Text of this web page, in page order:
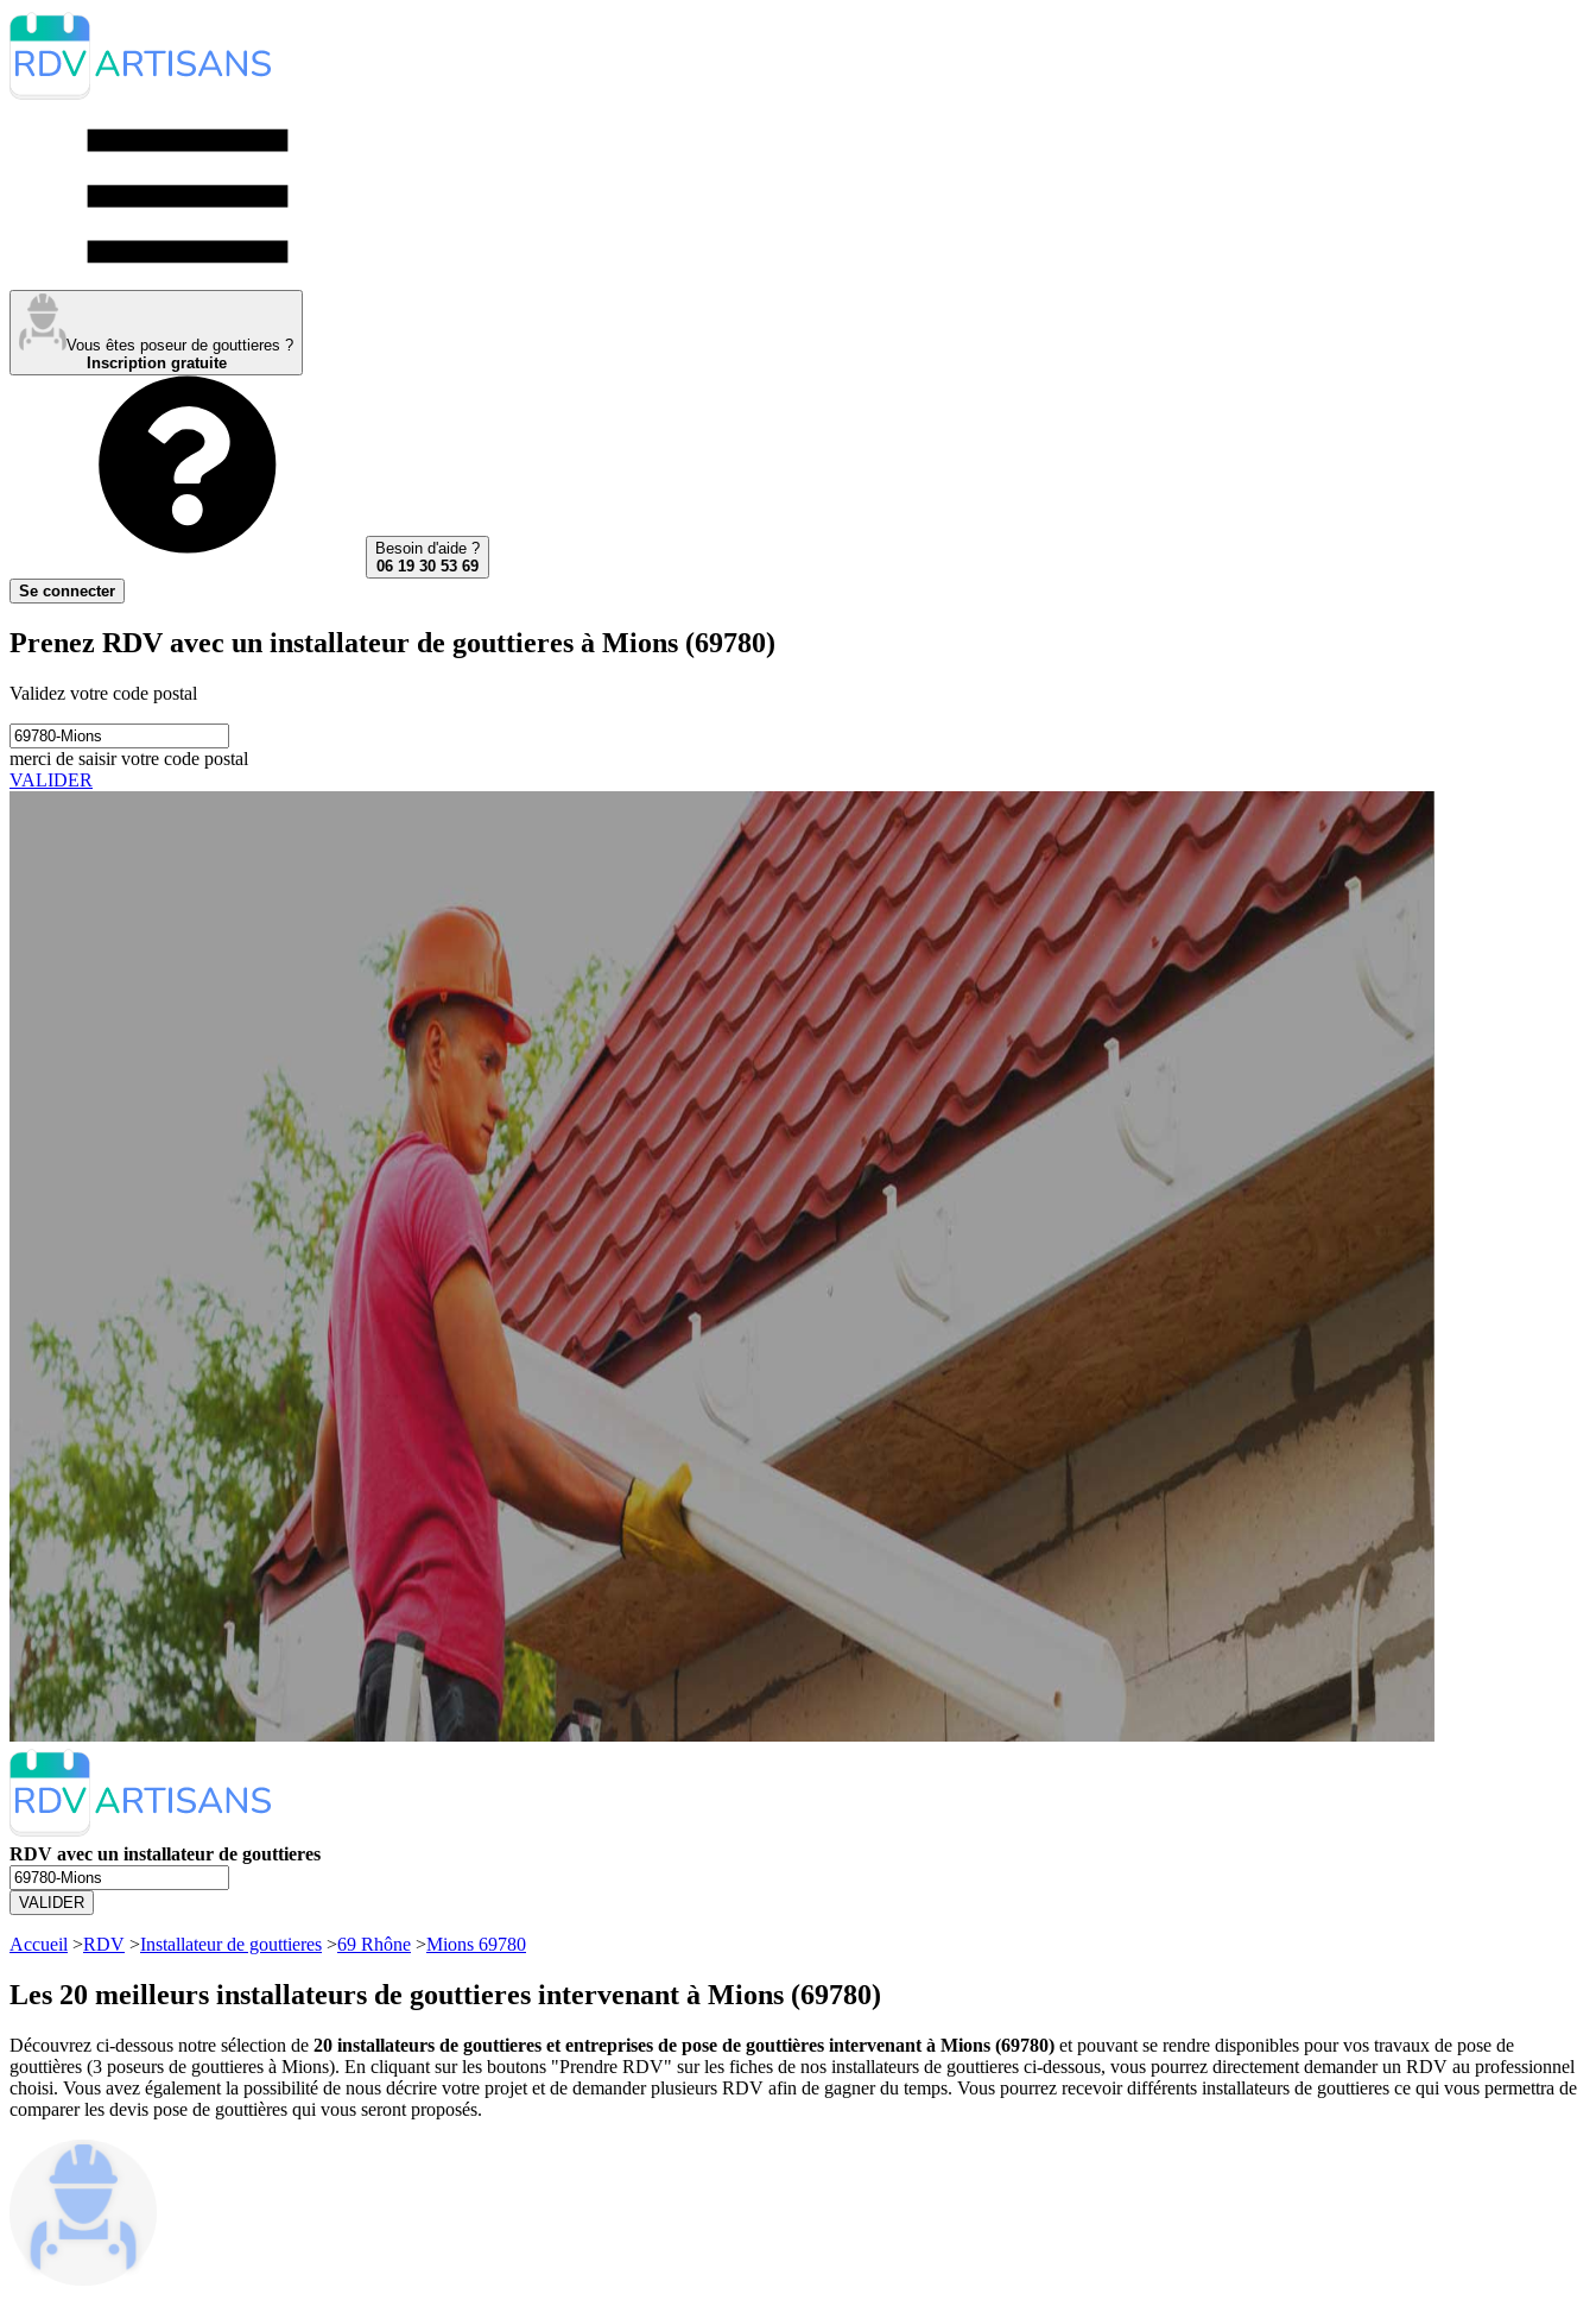
Vous êtes poseur de gouttieres ?
Inscription gratuite
Besoin d'aide ?
06 19 30 53 69
Se connecter
Prenez RDV avec un installateur de gouttieres à Mions (69780)
Validez votre code postal
merci de saisir votre code postal
VALIDER
RDV avec un installateur de gouttieres
VALIDER
Accueil >RDV >Installateur de gouttieres >69 Rhône >Mions 69780
Les 20 meilleurs installateurs de gouttieres intervenant à Mions (69780)
Découvrez ci-dessous notre sélection de 20 installateurs de gouttieres et entreprises de pose de gouttières intervenant à Mions (69780) et pouvant se rendre disponibles pour vos travaux de pose de
gouttières (3 poseurs de gouttieres à Mions). En cliquant sur les boutons "Prendre RDV" sur les fiches de nos installateurs de gouttieres ci-dessous, vous pourrez directement demander un RDV au professionnel
choisi. Vous avez également la possibilité de nous décrire votre projet et de demander plusieurs RDV afin de gagner du temps. Vous pourrez recevoir différents installateurs de gouttieres ce qui vous permettra de
comparer les devis pose de gouttières qui vous seront proposés.